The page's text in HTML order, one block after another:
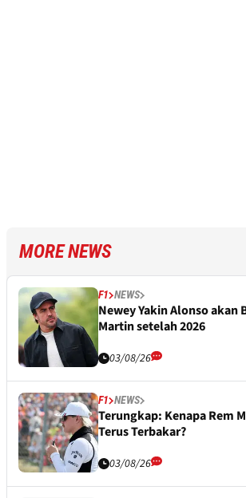
MORE NEWS
F1 NEWS
Newey Yakin Alonso akan
Martin setelah 2026
03/08/26
F1 NEWS
Terungkap: Kenapa Rem
Terus Terbakar?
03/08/26